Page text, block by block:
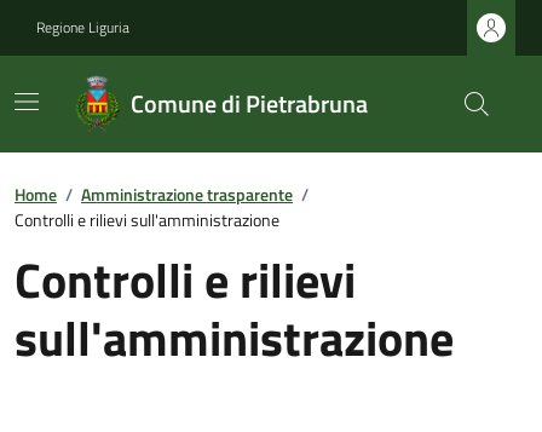
Regione Liguria
Comune di Pietrabruna
Home / Amministrazione trasparente /
Controlli e rilievi sull'amministrazione
Controlli e rilievi
sull'amministrazione